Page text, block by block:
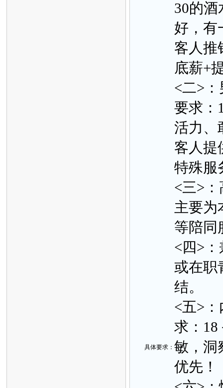
具体要求：
30的酒
好，有
客人推
底薪+
<二>
要求：
活力、
客人提
特殊
<三>
主要为
等陪
<四>
或在职
结。
<五>
求：18
敏，洞
优先